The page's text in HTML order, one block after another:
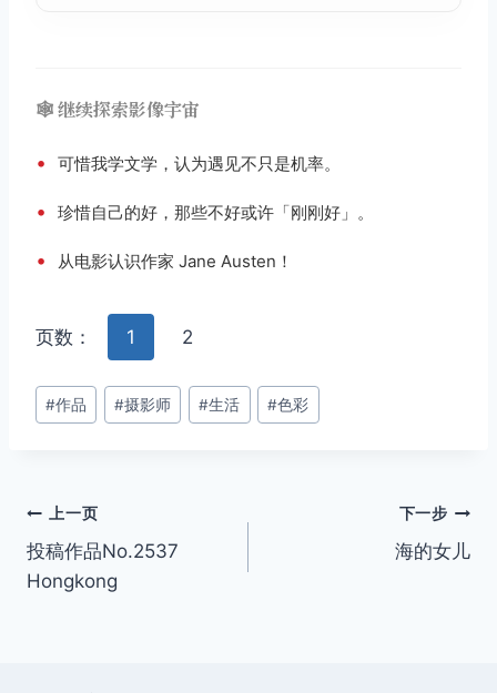
🕸️ 继续探索影像宇宙
• 可惜我学文学，认为遇见不只是机率。
• 珍惜自己的好，那些不好或许「刚刚好」。
• 从电影认识作家 Jane Austen！
页数： 1 2
文
章
#作品 #摄影师 #生活 #色彩
文
章
上一页
投稿作品No.2537
Hongkong
下一步
海的女儿